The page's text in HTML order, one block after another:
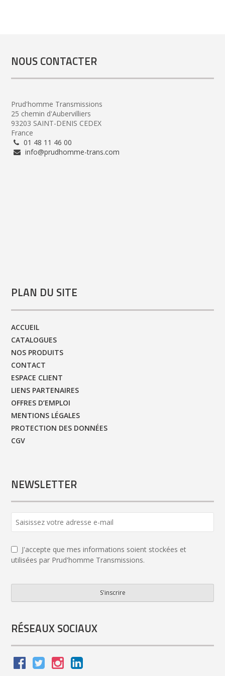
NOUS CONTACTER
Prud'homme Transmissions
25 chemin d'Aubervilliers
93203 SAINT-DENIS CEDEX
France
01 48 11 46 00
info@prudhomme-trans.com
PLAN DU SITE
ACCUEIL
CATALOGUES
NOS PRODUITS
CONTACT
ESPACE CLIENT
LIENS PARTENAIRES
OFFRES D’EMPLOI
MENTIONS LÉGALES
PROTECTION DES DONNÉES
CGV
NEWSLETTER
J'accepte que mes informations soient stockées et
utilisées par Prud'homme Transmissions.
S'inscrire
Website *
RÉSEAUX SOCIAUX